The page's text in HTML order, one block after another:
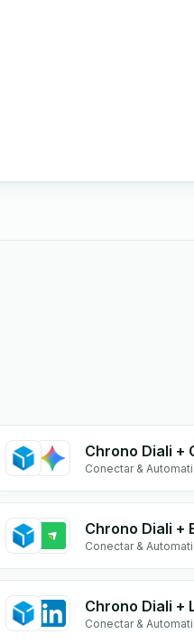
Chrono Diali +
Conectar &
Chrono Diali +
Conectar &
Chrono Diali +
Conectar &